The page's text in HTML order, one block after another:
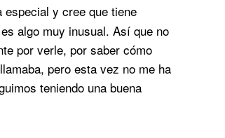
especial y cree que tiene
algo muy inusual. Así que no
por verle, por saber cómo
pero esta vez no me ha
teniendo una buena